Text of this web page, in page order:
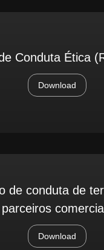
Conduta Ética
Download
de conduta de
parceiros
Download